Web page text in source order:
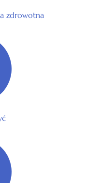
zdrowotna